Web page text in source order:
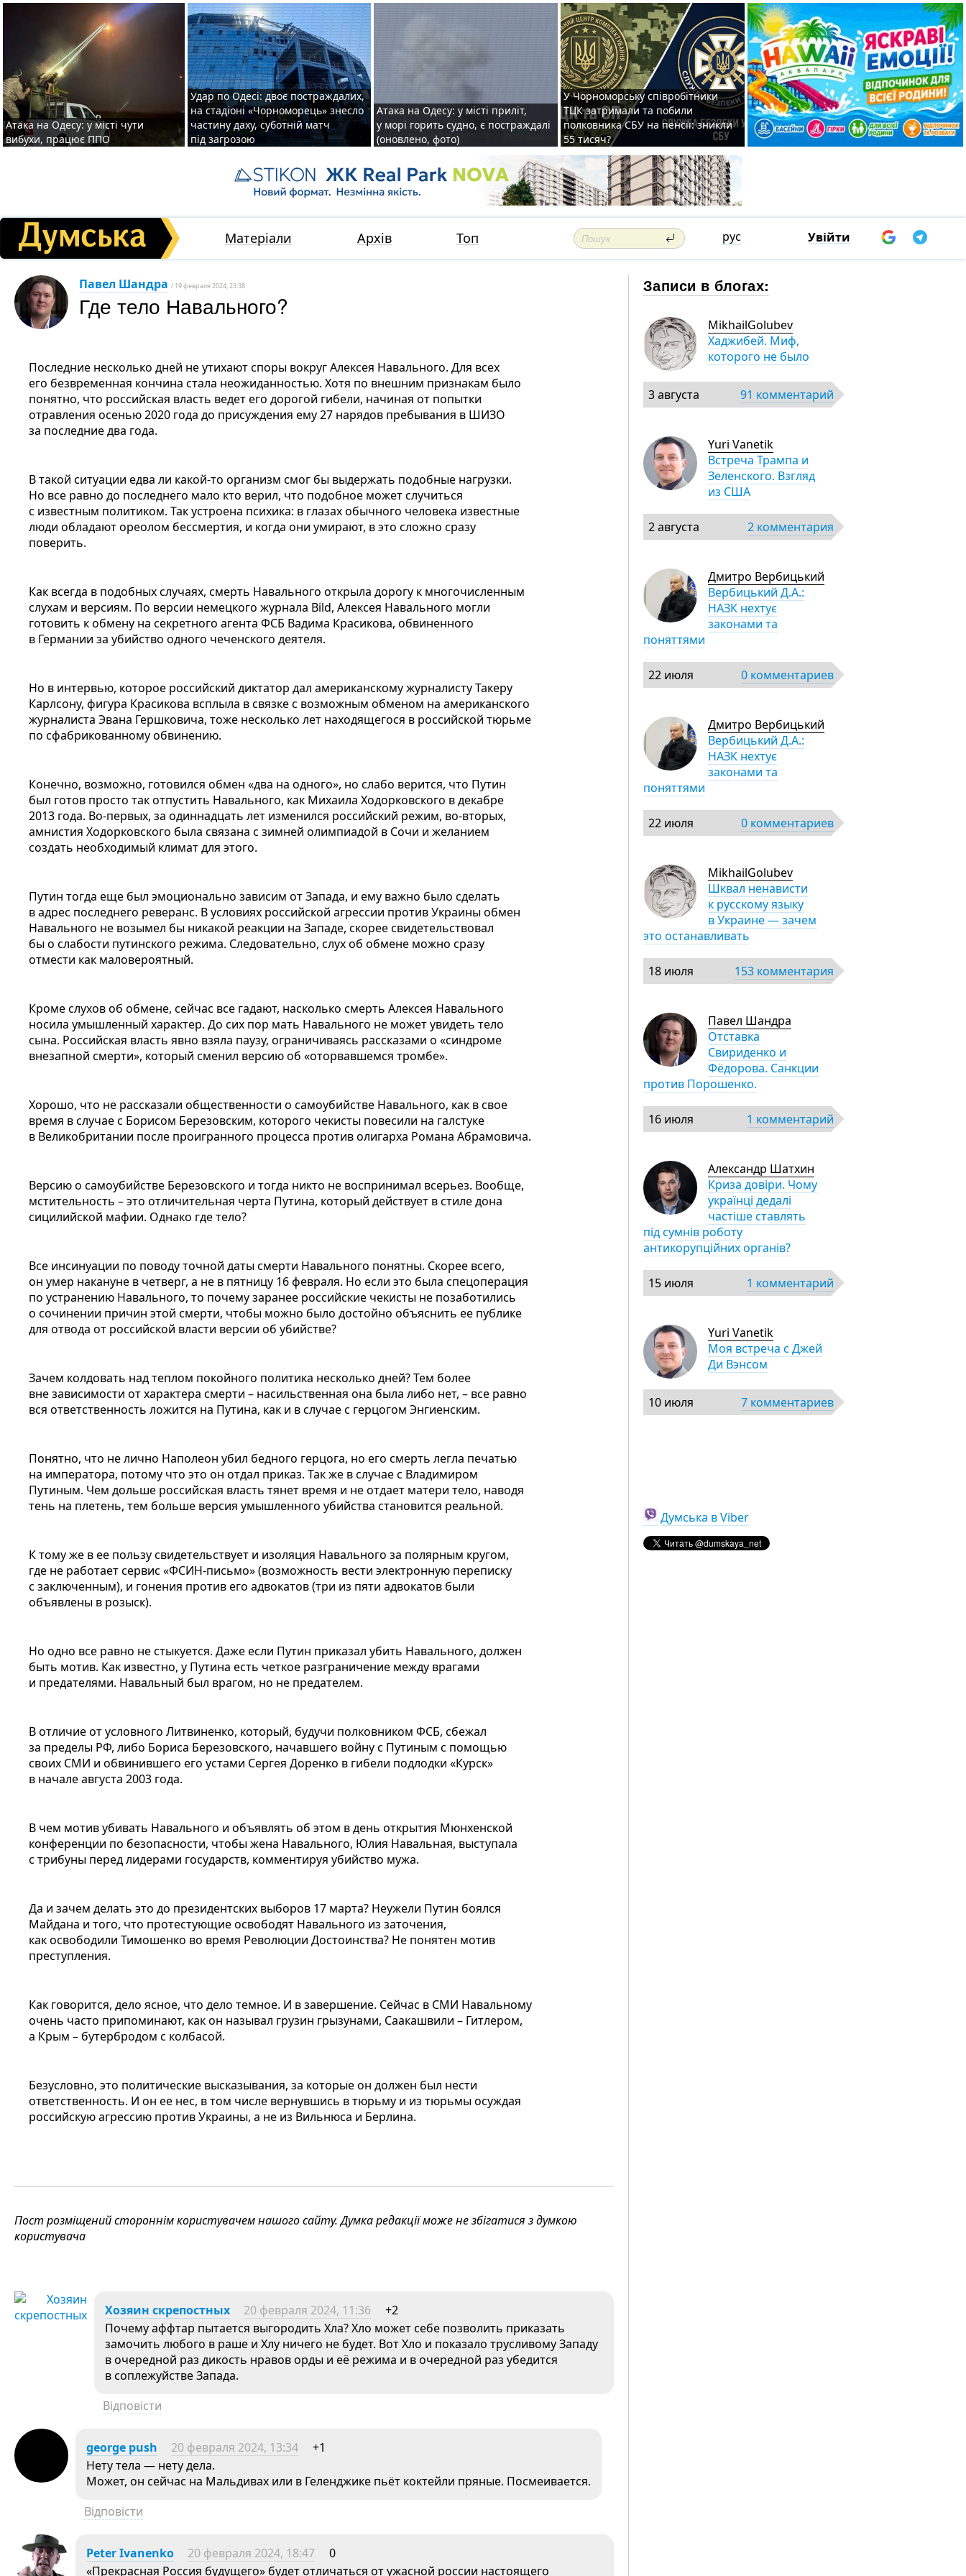
Атака на Одесу: у місті чути
вибухи, працює ППО
Удар по Одесі: двоє постраждалих,
на стадіоні «Чорноморець» знесло
частину даху, суботній матч
під загрозою
Атака на Одесу: у місті приліт,
у морі горить судно, є постраждалі
(оновлено, фото)
У Чорноморську співробітники
ТЦК затримали та побили
полковника СБУ на пенсії: зникли
55 тисяч?
Матеріали Архів Топ рус Увійти
Павел Шандра / 19 февраля 2024, 23:38
Где тело Навального?
Последние несколько дней не утихают споры вокруг Алексея Навального. Для всех
его безвременная кончина стала неожиданностью. Хотя по внешним признакам было
понятно, что российская власть ведет его дорогой гибели, начиная от попытки
отравления осенью 2020 года до присуждения ему 27 нарядов пребывания в ШИЗО
за последние два года.
В такой ситуации едва ли какой-то организм смог бы выдержать подобные нагрузки.
Но все равно до последнего мало кто верил, что подобное может случиться
с известным политиком. Так устроена психика: в глазах обычного человека известные
люди обладают ореолом бессмертия, и когда они умирают, в это сложно сразу
поверить.
Как всегда в подобных случаях, смерть Навального открыла дорогу к многочисленным
слухам и версиям. По версии немецкого журнала Bild, Алексея Навального могли
готовить к обмену на секретного агента ФСБ Вадима Красикова, обвиненного
в Германии за убийство одного чеченского деятеля.
Но в интервью, которое российский диктатор дал американскому журналисту Такеру
Карлсону, фигура Красикова всплыла в связке с возможным обменом на американского
журналиста Эвана Гершковича, тоже несколько лет находящегося в российской тюрьме
по сфабрикованному обвинению.
Конечно, возможно, готовился обмен «два на одного», но слабо верится, что Путин
был готов просто так отпустить Навального, как Михаила Ходорковского в декабре
2013 года. Во-первых, за одиннадцать лет изменился российский режим, во-вторых,
амнистия Ходорковского была связана с зимней олимпиадой в Сочи и желанием
создать необходимый климат для этого.
Путин тогда еще был эмоционально зависим от Запада, и ему важно было сделать
в адрес последнего реверанс. В условиях российской агрессии против Украины обмен
Навального не возымел бы никакой реакции на Западе, скорее свидетельствовал
бы о слабости путинского режима. Следовательно, слух об обмене можно сразу
отмести как маловероятный.
Кроме слухов об обмене, сейчас все гадают, насколько смерть Алексея Навального
носила умышленный характер. До сих пор мать Навального не может увидеть тело
сына. Российская власть явно взяла паузу, ограничиваясь рассказами о «синдроме
внезапной смерти», который сменил версию об «оторвавшемся тромбе».
Хорошо, что не рассказали общественности о самоубийстве Навального, как в свое
время в случае с Борисом Березовским, которого чекисты повесили на галстуке
в Великобритании после проигранного процесса против олигарха Романа Абрамовича.
Версию о самоубийстве Березовского и тогда никто не воспринимал всерьез. Вообще,
мстительность – это отличительная черта Путина, который действует в стиле дона
сицилийской мафии. Однако где тело?
Все инсинуации по поводу точной даты смерти Навального понятны. Скорее всего,
он умер накануне в четверг, а не в пятницу 16 февраля. Но если это была спецоперация
по устранению Навального, то почему заранее российские чекисты не позаботились
о сочинении причин этой смерти, чтобы можно было достойно объяснить ее публике
для отвода от российской власти версии об убийстве?
Зачем колдовать над теплом покойного политика несколько дней? Тем более
вне зависимости от характера смерти – насильственная она была либо нет, – все равно
вся ответственность ложится на Путина, как и в случае с герцогом Энгиенским.
Понятно, что не лично Наполеон убил бедного герцога, но его смерть легла печатью
на императора, потому что это он отдал приказ. Так же в случае с Владимиром
Путиным. Чем дольше российская власть тянет время и не отдает матери тело, наводя
тень на плетень, тем больше версия умышленного убийства становится реальной.
К тому же в ее пользу свидетельствует и изоляция Навального за полярным кругом,
где не работает сервис «ФСИН-письмо» (возможность вести электронную переписку
с заключенным), и гонения против его адвокатов (три из пяти адвокатов были
объявлены в розыск).
Но одно все равно не стыкуется. Даже если Путин приказал убить Навального, должен
быть мотив. Как известно, у Путина есть четкое разграничение между врагами
и предателями. Навальный был врагом, но не предателем.
В отличие от условного Литвиненко, который, будучи полковником ФСБ, сбежал
за пределы РФ, либо Бориса Березовского, начавшего войну с Путиным с помощью
своих СМИ и обвинившего его устами Сергея Доренко в гибели подлодки «Курск»
в начале августа 2003 года.
В чем мотив убивать Навального и объявлять об этом в день открытия Мюнхенской
конференции по безопасности, чтобы жена Навального, Юлия Навальная, выступала
с трибуны перед лидерами государств, комментируя убийство мужа.
Да и зачем делать это до президентских выборов 17 марта? Неужели Путин боялся
Майдана и того, что протестующие освободят Навального из заточения,
как освободили Тимошенко во время Революции Достоинства? Не понятен мотив
преступления.
Как говорится, дело ясное, что дело темное. И в завершение. Сейчас в СМИ Навальному
очень часто припоминают, как он называл грузин грызунами, Саакашвили – Гитлером,
а Крым – бутербродом с колбасой.
Безусловно, это политические высказывания, за которые он должен был нести
ответственность. И он ее нес, в том числе вернувшись в тюрьму и из тюрьмы осуждая
российскую агрессию против Украины, а не из Вильнюса и Берлина.
Пост розміщений стороннім користувачем нашого сайту. Думка редакції може не збігатися з думкою
користувача
Хозяин скрепостных 20 февраля 2024, 11:36
+2
Почему аффтар пытается выгородить Хла? Хло может себе позволить приказать
замочить любого в раше и Хлу ничего не будет. Вот Хло и показало трусливому Западу
в очередной раз дикость нравов орды и её режима и в очередной раз убедится
в соплежуйстве Запада.
Відповісти
george push 20 февраля 2024, 13:34
+1
Нету тела — нету дела.
Может, он сейчас на Мальдивах или в Геленджике пьёт коктейли пряные. Посмеивается.
Відповісти
Peter Ivanenko 20 февраля 2024, 18:47
0
«Прекрасная Россия будущего» будет отличаться от ужасной россии настоящего
Записи в блогах:
MikhailGolubev
Хаджибей. Миф,
которого не было
3 августа 91 комментарий
Yuri Vanetik
Встреча Трампа и
Зеленского. Взгляд
из США
2 августа 2 комментария
Дмитро Вербицький
Вербицький Д.А.:
НАЗК нехтує
законами та
поняттями
22 июля 0 комментариев
Дмитро Вербицький
Вербицький Д.А.:
НАЗК нехтує
законами та
поняттями
22 июля 0 комментариев
MikhailGolubev
Шквал ненависти
к русскому языку
в Украине — зачем
это останавливать
18 июля 153 комментария
Павел Шандра
Отставка
Свириденко и
Фёдорова. Санкции
против Порошенко.
16 июля 1 комментарий
Александр Шатхин
Криза довіри. Чому
українці дедалі
частіше ставлять
під сумнів роботу
антикорупційних органів?
15 июля 1 комментарий
Yuri Vanetik
Моя встреча с Джей
Ди Вэнсом
10 июля 7 комментариев
Думська в Viber